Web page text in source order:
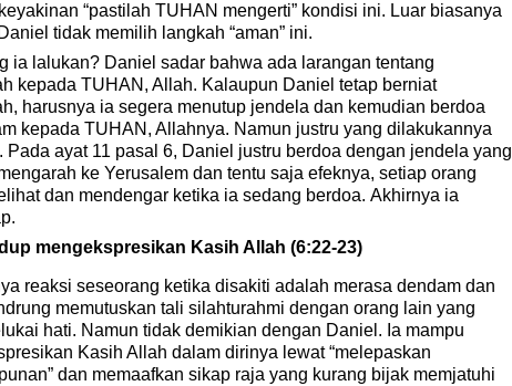
“pastilah TUHAN mengerti” kondisi ini. Luar biasanya
tidak memilih langkah “aman” ini.
ia lalukan? Daniel sadar bahwa ada larangan tentang
kepada TUHAN, Allah. Kalaupun Daniel tetap berniat
harusnya ia segera menutup jendela dan kemudian berdoa
kepada TUHAN, Allahnya. Namun justru yang dilakukannya
Pada ayat 11 pasal 6, Daniel justru berdoa dengan jendela yang
ke Yerusalem dan tentu saja efeknya, setiap orang
dan mendengar ketika ia sedang berdoa. Akhirnya ia
mengekspresikan Kasih Allah (6:22-23)
reaksi seseorang ketika disakiti adalah merasa dendam dan
memutuskan tali silahturahmi dengan orang lain yang
hati. Namun tidak demikian dengan Daniel. Ia mampu
Kasih Allah dalam dirinya lewat “melepaskan
dan memaafkan sikap raja yang kurang bijak memjatuhi